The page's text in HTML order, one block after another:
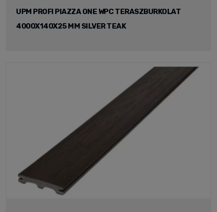
UPM PROFI PIAZZA ONE WPC TERASZBURKOLAT
4000X140X25 MM SILVER TEAK